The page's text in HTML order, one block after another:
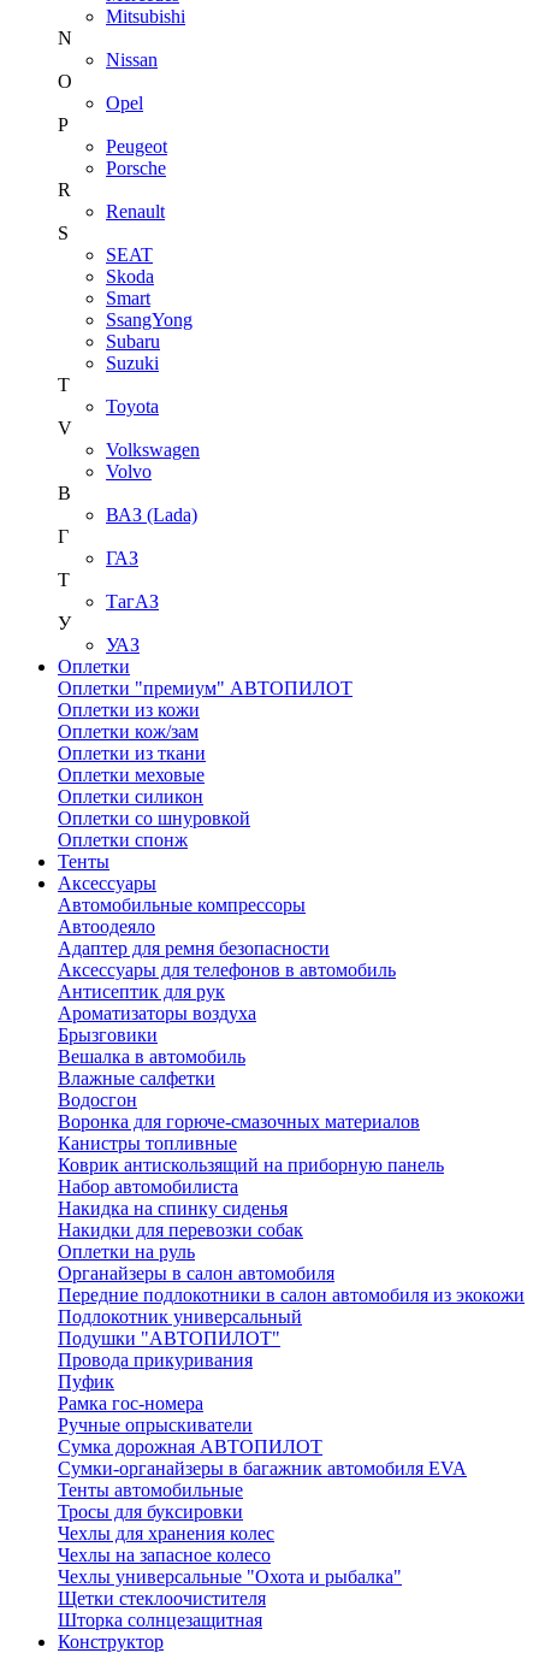
Mitsubishi
N
Nissan
O
Opel
P
Peugeot
Porsche
R
Renault
S
SEAT
Skoda
Smart
SsangYong
Subaru
Suzuki
T
Toyota
V
Volkswagen
Volvo
В
ВАЗ (Lada)
Г
ГАЗ
Т
ТагАЗ
У
УАЗ
Оплетки
Оплетки "премиум" АВТОПИЛОТ
Оплетки из кожи
Оплетки кож/зам
Оплетки из ткани
Оплетки меховые
Оплетки силикон
Оплетки со шнуровкой
Оплетки спонж
Тенты
Аксессуары
Автомобильные компрессоры
Автоодеяло
Адаптер для ремня безопасности
Аксессуары для телефонов в автомобиль
Антисептик для рук
Ароматизаторы воздуха
Брызговики
Вешалка в автомобиль
Влажные салфетки
Водосгон
Воронка для горюче-смазочных материалов
Канистры топливные
Коврик антискользящий на приборную панель
Набор автомобилиста
Накидка на спинку сиденья
Накидки для перевозки собак
Оплетки на руль
Органайзеры в салон автомобиля
Передние подлокотники в салон автомобиля из экокожи
Подлокотник универсальный
Подушки "АВТОПИЛОТ"
Провода прикуривания
Пуфик
Рамка гос-номера
Ручные опрыскиватели
Сумка дорожная АВТОПИЛОТ
Сумки-органайзеры в багажник автомобиля EVA
Тенты автомобильные
Тросы для буксировки
Чехлы для хранения колес
Чехлы на запасное колесо
Чехлы универсальные "Охота и рыбалка"
Щетки стеклоочистителя
Шторка солнцезащитная
Конструктор